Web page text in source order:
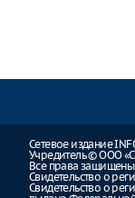
Сетевое издание
Учредитель © ООО
Все права защищены.
Свидетельство о
Свидетельство о